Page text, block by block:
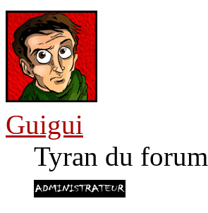
Guigui
Tyran du forum